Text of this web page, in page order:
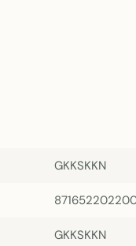
GKKSKKN
GKKSKKN